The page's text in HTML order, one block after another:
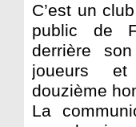
C’est un
public de
derrière
joueurs
douzième
La